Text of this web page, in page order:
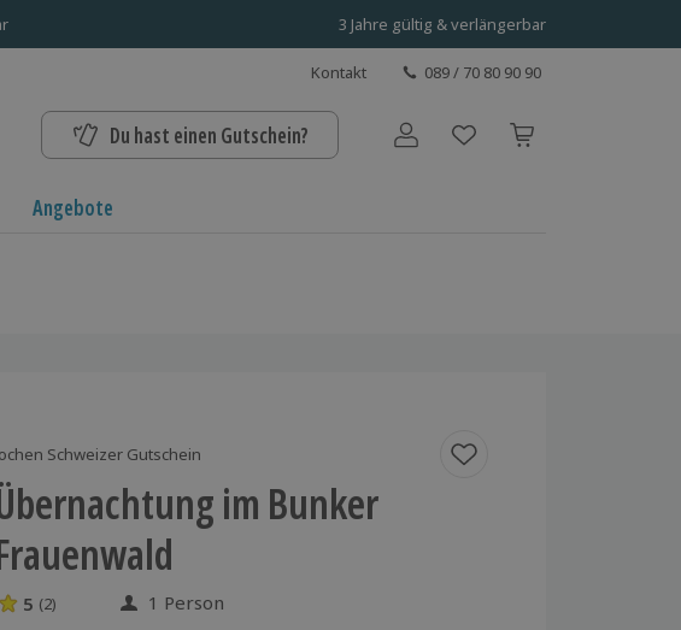
3 Jahre gültig & verlängerbar
Kontakt 089 / 70 80 90 90
Du hast einen Gutschein? Benutzerkonto
Angebote
Schweizer Gutschein
im Bunker
5 Sterne von 5 aus 2 Bewertungen
5 (2) 1 Person